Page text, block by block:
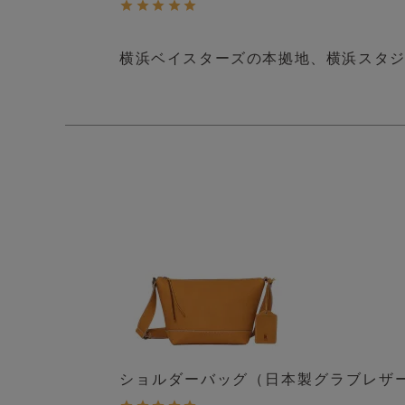
ショルダーバッグ（日本製グラブレザ